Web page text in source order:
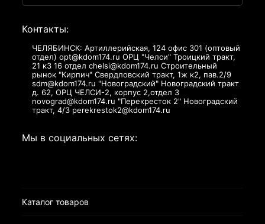
Контакты:
ЧЕЛЯБИНСК: Артиллерийская, 124 офис 301 (оптовый
отдел) opt@kdom174.ru ОРЦ "Челси" Троицкий тракт,
21 к3 16 отдел chelsi@kdom174.ru Строительный
рынок "Кирпич" Свердловский тракт, 1ж к2, пав.2/9
sdm@kdom174.ru "Новоградский" Новоградский тракт
д. 62, ОРЦ ЧЕЛСИ-2, корпус 2,отдел 3
novograd@kdom174.ru "Перекресток 2" Новоградский
тракт, 4/3 perekrestok2@kdom174.ru
Мы в социальных сетях:
Каталог товаров